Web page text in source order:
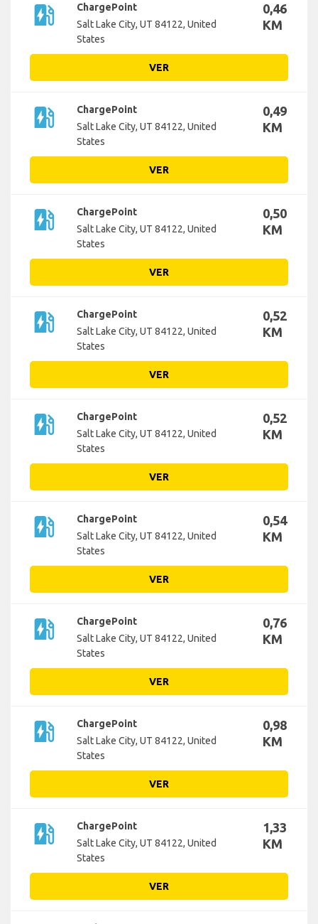
ev_station
ChargePoint
Salt Lake City, UT 84122, United
States
0,46
KM
VER
ev_station
ChargePoint
Salt Lake City, UT 84122, United
States
0,49
KM
VER
ev_station
ChargePoint
Salt Lake City, UT 84122, United
States
0,50
KM
VER
ev_station
ChargePoint
Salt Lake City, UT 84122, United
States
0,52
KM
VER
ev_station
ChargePoint
Salt Lake City, UT 84122, United
States
0,52
KM
VER
ev_station
ChargePoint
Salt Lake City, UT 84122, United
States
0,54
KM
VER
ev_station
ChargePoint
Salt Lake City, UT 84122, United
States
0,76
KM
VER
ev_station
ChargePoint
Salt Lake City, UT 84122, United
States
0,98
KM
VER
ev_station
ChargePoint
Salt Lake City, UT 84122, United
States
1,33
KM
VER